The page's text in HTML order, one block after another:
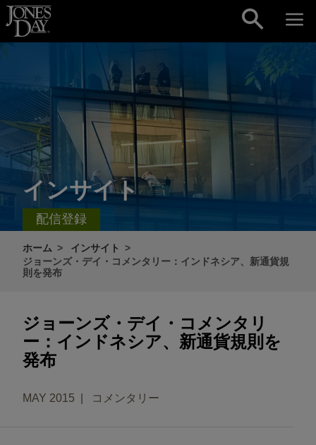
Skip to content
インサイト
配信登録
ホーム
インサイト
ジョーンズ・デイ・コメンタリー：インドネシア、新通貨規
則を発布
ジョーンズ・デイ・コメンタリ
ー：インドネシア、新通貨規則を
発布
MAY 2015 コメンタリー